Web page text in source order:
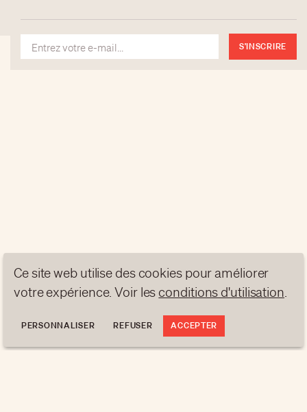
S'INSCRIRE
Ce site web utilise des cookies pour améliorer
votre expérience. Voir les conditions d'utilisation
PERSONNALISER REFUSER ACCEPTER